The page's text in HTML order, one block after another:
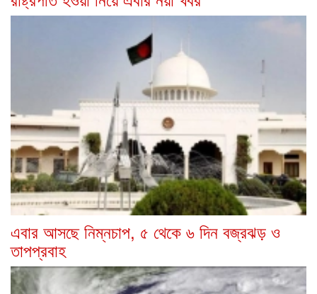
এবার আসছে নিম্নচাপ, ৫ থেকে ৬ দিন বজ্রঝড় ও
তাপপ্রবাহ